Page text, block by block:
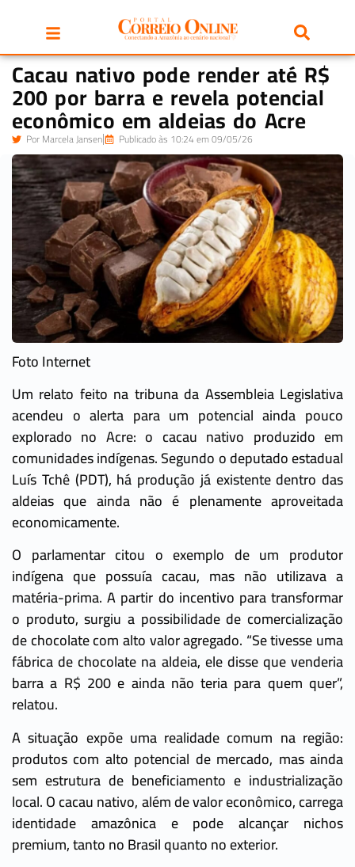
Cacau nativo pode render até R$
200 por barra e revela potencial
econômico em aldeias do Acre
PorMarcela Jansen Publicado às 10:24 em 09/05/26
Foto Internet
Um relato feito na tribuna da Assembleia Legislativa
acendeu o alerta para um potencial ainda pouco
explorado no Acre: o cacau nativo produzido em
comunidades indígenas. Segundo o deputado estadual
Luís Tchê (PDT), há produção já existente dentro das
aldeias que ainda não é plenamente aproveitada
economicamente.
O parlamentar citou o exemplo de um produtor
indígena que possuía cacau, mas não utilizava a
matéria-prima. A partir do incentivo para transformar
o produto, surgiu a possibilidade de comercialização
de chocolate com alto valor agregado. “Se tivesse uma
fábrica de chocolate na aldeia, ele disse que venderia
barra a R$ 200 e ainda não teria para quem quer”,
relatou.
A situação expõe uma realidade comum na região:
produtos com alto potencial de mercado, mas ainda
sem estrutura de beneficiamento e industrialização
local. O cacau nativo, além de valor econômico, carrega
identidade amazônica e pode alcançar nichos
premium, tanto no Brasil quanto no exterior.